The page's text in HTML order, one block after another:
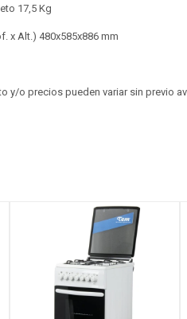
17,5 Kg
x Alt.) 480x585x886 mm
y/o precios pueden variar sin previo